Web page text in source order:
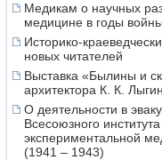
Медикам о научных
медицине в годы войны
Историко-
новых читателей
Выставка «Былины и
архитектора К. К.
О деятельности в
Всесоюзного института
экспериментальной
(1941 – 1943)